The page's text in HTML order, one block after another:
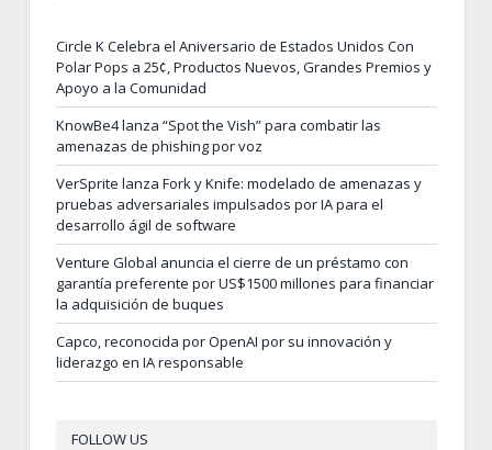
Circle K Celebra el Aniversario de Estados Unidos Con
Polar Pops a 25¢, Productos Nuevos, Grandes Premios y
Apoyo a la Comunidad
KnowBe4 lanza “Spot the Vish” para combatir las
amenazas de phishing por voz
VerSprite lanza Fork y Knife: modelado de amenazas y
pruebas adversariales impulsados por IA para el
desarrollo ágil de software
Venture Global anuncia el cierre de un préstamo con
garantía preferente por US$1500 millones para financiar
la adquisición de buques
Capco, reconocida por OpenAI por su innovación y
liderazgo en IA responsable
FOLLOW US